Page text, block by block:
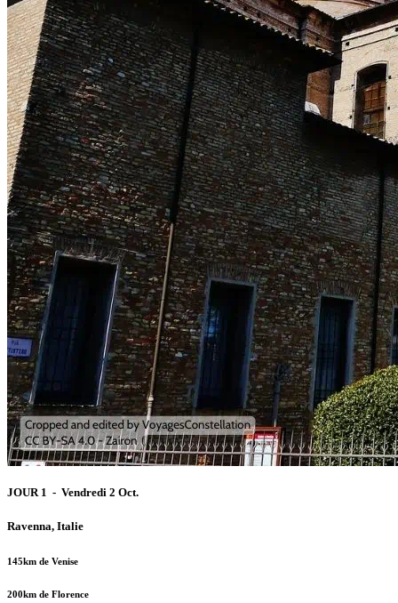
JOUR 1 - Vendredi 2 Oct.
Ravenna, Italie
145km de Venise
200km de Florence